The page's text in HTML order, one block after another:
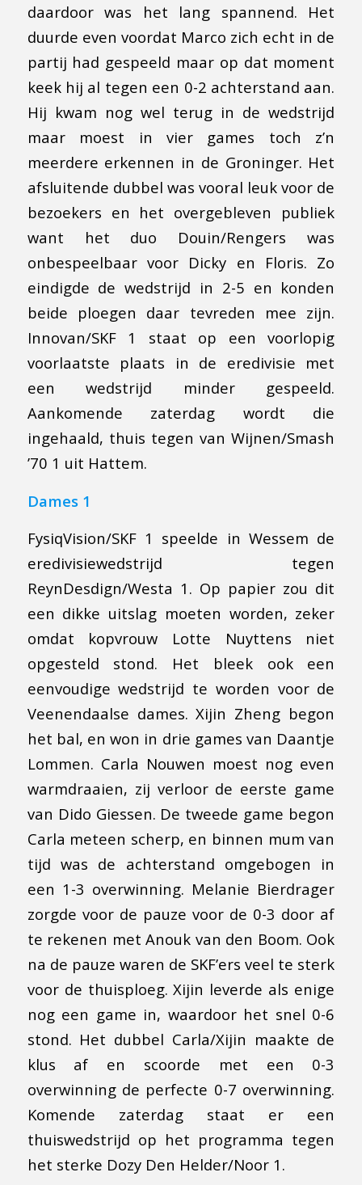
daardoor was het lang spannend. Het
duurde even voordat Marco zich echt in de
partij had gespeeld maar op dat moment
keek hij al tegen een 0-2 achterstand aan.
Hij kwam nog wel terug in de wedstrijd
maar moest in vier games toch z’n
meerdere erkennen in de Groninger. Het
afsluitende dubbel was vooral leuk voor de
bezoekers en het overgebleven publiek
want het duo Douin/Rengers was
onbespeelbaar voor Dicky en Floris. Zo
eindigde de wedstrijd in 2-5 en konden
beide ploegen daar tevreden mee zijn.
Innovan/SKF 1 staat op een voorlopig
voorlaatste plaats in de eredivisie met
een wedstrijd minder gespeeld.
Aankomende zaterdag wordt die
ingehaald, thuis tegen van Wijnen/Smash
’70 1 uit Hattem.
Dames 1
FysiqVision/SKF 1 speelde in Wessem de
eredivisiewedstrijd tegen
ReynDesdign/Westa 1. Op papier zou dit
een dikke uitslag moeten worden, zeker
omdat kopvrouw Lotte Nuyttens niet
opgesteld stond. Het bleek ook een
eenvoudige wedstrijd te worden voor de
Veenendaalse dames. Xijin Zheng begon
het bal, en won in drie games van Daantje
Lommen. Carla Nouwen moest nog even
warmdraaien, zij verloor de eerste game
van Dido Giessen. De tweede game begon
Carla meteen scherp, en binnen mum van
tijd was de achterstand omgebogen in
een 1-3 overwinning. Melanie Bierdrager
zorgde voor de pauze voor de 0-3 door af
te rekenen met Anouk van den Boom. Ook
na de pauze waren de SKF’ers veel te sterk
voor de thuisploeg. Xijin leverde als enige
nog een game in, waardoor het snel 0-6
stond. Het dubbel Carla/Xijin maakte de
klus af en scoorde met een 0-3
overwinning de perfecte 0-7 overwinning.
Komende zaterdag staat er een
thuiswedstrijd op het programma tegen
het sterke Dozy Den Helder/Noor 1.